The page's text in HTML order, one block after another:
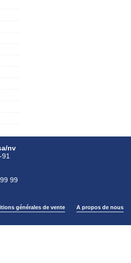
nv
99
générales de vente A propos de nous